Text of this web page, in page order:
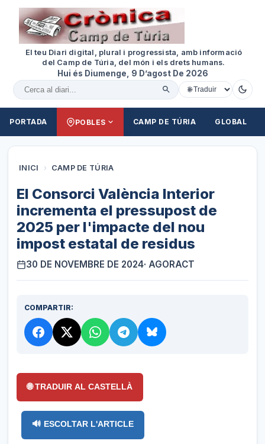
El teu Diari digital, plural i progressista, amb informació
del Camp de Túria, del món i els drets humans.
Hui és Diumenge, 9 D’agost De 2026
Cercar al diari
PORTADA POBLES CAMP DE TÚRIA GLOBAL
INICI › CAMP DE TÚRIA
El Consorci València Interior
incrementa el pressupost de
2025 per l'impacte del nou
impost estatal de residus
30 DE NOVEMBRE DE 2024· AGORACT
COMPARTIR:
🌐 TRADUIR AL CASTELLÀ
🔊 ESCOLTAR L'ARTICLE